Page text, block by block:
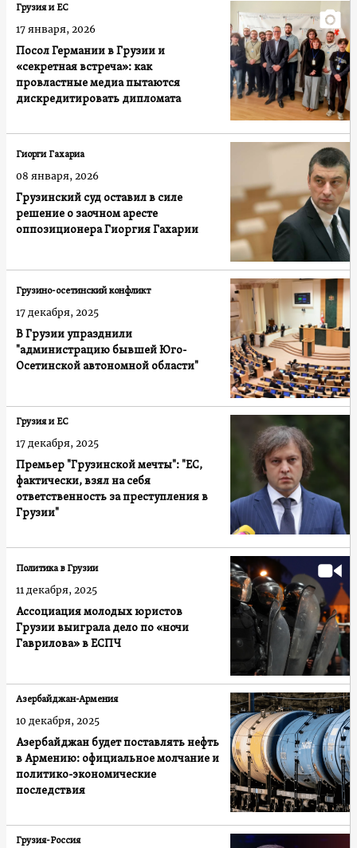
Посол Германии в Грузии и
«секретная встреча»: как
провластные медиа пытаются
дискредитировать дипломата
Грузия и ЕС
17 января, 2026
Грузинский суд оставил в силе
решение о заочном аресте
оппозиционера Гиоргия Гахарии
Гиорги Гахариа
08 января, 2026
В Грузии упразднили
"администрацию бывшей Юго-
Осетинской автономной области"
Грузино-осетинский конфликт
17 декабря, 2025
Премьер "Грузинской мечты": "ЕС,
фактически, взял на себя
ответственность за преступления в
Грузии"
Грузия и ЕС
17 декабря, 2025
Ассоциация молодых юристов
Грузии выиграла дело по «ночи
Гаврилова» в ЕСПЧ
Политика в Грузии
11 декабря, 2025
Азербайджан будет поставлять нефть
в Армению: официальное молчание и
политико-экономические
последствия
Азербайджан-Армения
10 декабря, 2025
Грузия-Россия